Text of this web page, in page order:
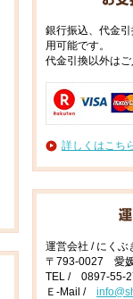
銀行振込、代金
用可能です。
代金引換以外は
詳しくはこち
運営会社 / にくぶ
〒793-0027 愛
TEL / 0897-55-
Ｅ-Mail /